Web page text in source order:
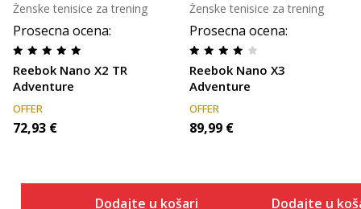
Prosecna ocena:
Reebok Nano X2 TR
Adventure
Ženske tenisice za trening
OFFER
72,93 €
Dodajte u košaricu
Prosecna ocena:
Reebok Nano X3
Adventure
Ženske tenisice za trening
OFFER
89,99 €
Dodajte u